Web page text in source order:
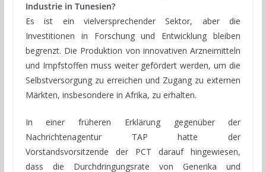
Industrie in Tunesien?
Es ist ein vielversprechender Sektor, aber die
Investitionen in Forschung und Entwicklung bleiben
begrenzt. Die Produktion von innovativen Arzneimitteln
und Impfstoffen muss weiter gefördert werden, um die
Selbstversorgung zu erreichen und Zugang zu externen
Märkten, insbesondere in Afrika, zu erhalten.
In einer früheren Erklärung gegenüber der
Nachrichtenagentur TAP hatte der
Vorstandsvorsitzende der PCT darauf hingewiesen,
dass die Durchdringungsrate von Generika und